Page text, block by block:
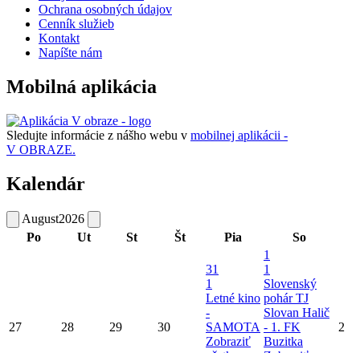
Ochrana osobných údajov
Cenník služieb
Kontakt
Napíšte nám
Mobilná aplikácia
Sledujte informácie z nášho webu v mobilnej aplikácii -
V OBRAZE.
Kalendár
August2026
Po
Ut St Št Pia So
27 28 29 30
31
1
Letné kino
-
SAMOTA
Zobraziť
1
1
Slovenský
pohár TJ
Slovan Halič
- 1. FK
Buzitka
2